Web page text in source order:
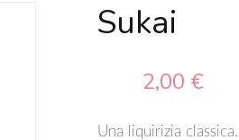
Sukai
2,00 €
Una liquirizia